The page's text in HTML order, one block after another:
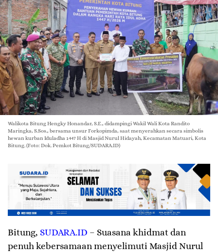
Walikota Bitung Hengky Honandar, S.E., didampingi Wakil Wali Kota Randito
Maringka, S.Sos., bersama unsur Forkopimda, saat menyerahkan secara simbolis
hewan kurban Iduladha 1447 H di Masjid Nurul Hidayah, Kecamatan Matuari, Kota
Bitung. (Foto: Dok. Pemkot Bitung/SUDARA.ID)
Bitung, SUDARA.ID – Suasana khidmat dan
penuh kebersamaan menyelimuti Masjid Nurul